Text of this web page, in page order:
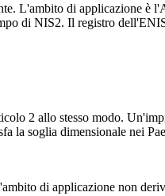
L'ambito di applicazione è
di NIS2. Il registro
2 allo stesso modo.
la soglia dimensionale nei
di applicazione non